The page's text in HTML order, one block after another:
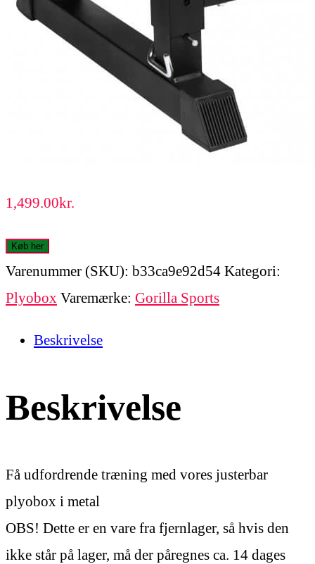
1,499.00kr.
Køb her
Varenummer (SKU): b33ca9e92d54 Kategori:
Plyobox Varemærke: Gorilla Sports
Beskrivelse
Beskrivelse
Få udfordrende træning med vores justerbar
plyobox i metal
OBS! Dette er en vare fra fjernlager, så hvis den
ikke står på lager, må der påregnes ca. 14 dages